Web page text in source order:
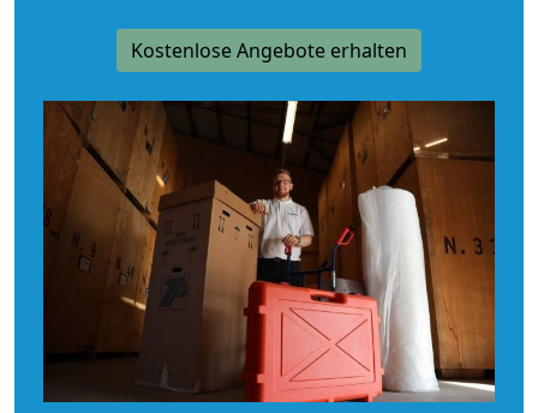
Kostenlose Angebote erhalten